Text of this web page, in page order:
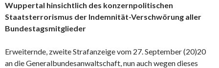
Wuppertal hinsichtlich des konzernpolitischen
Staatsterrorismus der Indemnität-Verschwörung aller
Bundestagsmitglieder
Erweiternde, zweite Strafanzeige vom 27. September (20)20
an die Generalbundesanwaltschaft, nun auch wegen dieses